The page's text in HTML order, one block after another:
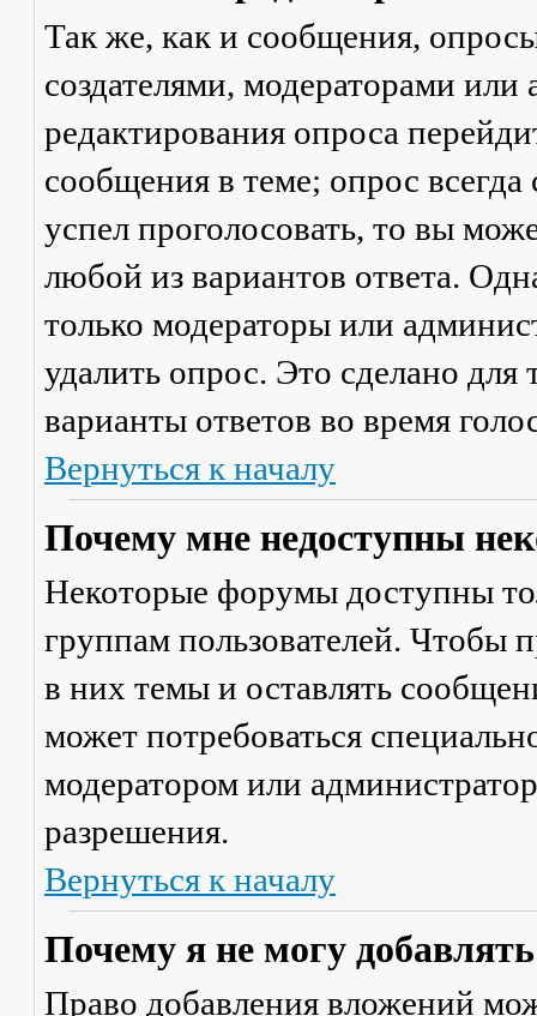
Так же, как и сообщения,
создателями, модераторами
редактирования опроса
сообщения в теме; опрос
успел проголосовать, то вы
любой из вариантов ответа.
только модераторы или
удалить опрос. Это сделано для
варианты ответов во время
Вернуться к началу
Почему мне недоступны
Некоторые форумы доступны
группам пользователей. Чтобы
в них темы и оставлять
может потребоваться
модератором или
разрешения.
Вернуться к началу
Почему я не могу
Право добавления вложений